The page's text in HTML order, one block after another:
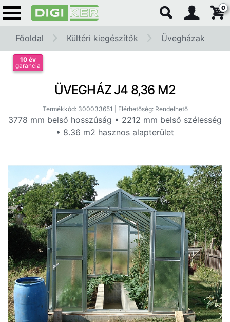
0
Főoldal Kültéri kiegészítők Üvegházak
10 év
garancia
ÜVEGHÁZ J4 8,36 M2
Termékkód: 300033651 | Elérhetőség: Rendelhető
3778 mm belső hosszúság • 2212 mm belső szélesség
• 8.36 m2 hasznos alapterület